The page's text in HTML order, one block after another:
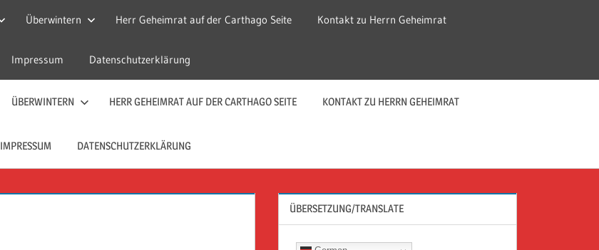
Überwintern Herr Geheimrat auf der Carthago Seite Kontakt zu Herrn Geheimrat
Impressum Datenschutzerklärung
ÜBERWINTERN HERR GEHEIMRAT AUF DER CARTHAGO SEITE KONTAKT ZU HERRN GEHEIMRAT
IMPRESSUM DATENSCHUTZERKLÄRUNG
ÜBERSETZUNG/TRANSLATE